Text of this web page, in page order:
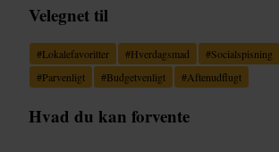
Velegnet til
#Lokalefavoritter #Hverdagsmad #Socialspisning
#Parvenligt #Budgetvenligt #Aftenudflugt
Hvad du kan forvente